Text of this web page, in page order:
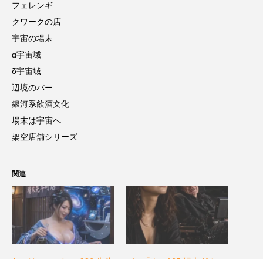
フェレンギ
クワークの店
宇宙の場末
α宇宙域
δ宇宙域
辺境のバー
銀河系飲酒文化
場末は宇宙へ
架空店舗シリーズ
関連